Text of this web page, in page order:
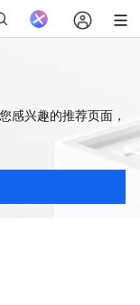
感兴趣的推荐页面，